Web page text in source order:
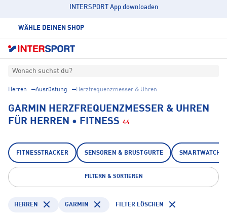
INTERSPORT App downloaden
WÄHLE DEINEN SHOP
Wonach suchst du?
Herren Ausrüstung Herzfrequenzmesser & Uhren
GARMIN HERZFREQUENZMESSER & UHREN
FÜR HERREN • FITNESS 44
FITNESSTRACKER SENSOREN & BRUSTGURTE
FILTERN & SORTIEREN
HERREN GARMIN FILTER LÖSCHEN